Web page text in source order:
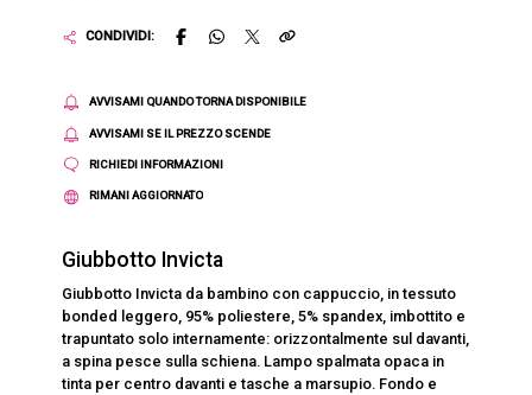
CONDIVIDI:
AVVISAMI QUANDO TORNA DISPONIBILE
AVVISAMI SE IL PREZZO SCENDE
RICHIEDI INFORMAZIONI
RIMANI AGGIORNATO
Giubbotto Invicta
Giubbotto Invicta da bambino con cappuccio, in tessuto
bonded leggero, 95% poliestere, 5% spandex, imbottito e
trapuntato solo internamente: orizzontalmente sul davanti,
a spina pesce sulla schiena. Lampo spalmata opaca in
tinta per centro davanti e tasche a marsupio. Fondo e